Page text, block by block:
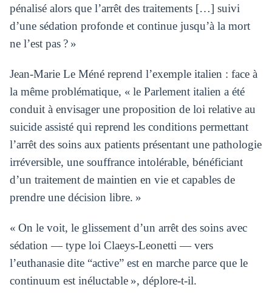
pénalisé alors que l’arrêt des traitements […] suivi
d’une sédation profonde et continue jusqu’à la mort
ne l’est pas ? »
Jean-Marie Le Méné reprend l’exemple italien : face à
la même problématique, « le Parlement italien a été
conduit à envisager une proposition de loi relative au
suicide assisté qui reprend les conditions permettant
l’arrêt des soins aux patients présentant une pathologie
irréversible, une souffrance intolérable, bénéficiant
d’un traitement de maintien en vie et capables de
prendre une décision libre. »
« On le voit, le glissement d’un arrêt des soins avec
sédation — type loi Claeys-Leonetti — vers
l’euthanasie dite “active” est en marche parce que le
continuum est inéluctable », déplore-t-il.